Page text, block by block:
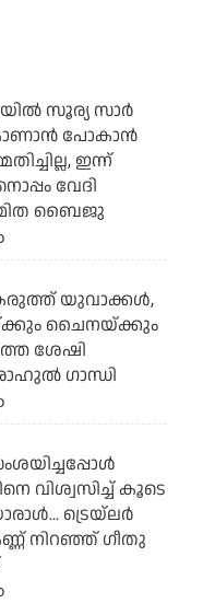
സൂര്യ സാര്‍
പോകാന്‍
ഇന്ന്
വേദി
ബൈജു
യുവാക്കള്‍,
ചൈനയ്ക്കും
ശേഷി
ഗാന്ധി
വിശ്വസിച്ച് കൂടെ
ട്രെയ്‌ലര്‍
നിറഞ്ഞ് ഗീതു